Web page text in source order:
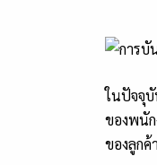
ในปัจจุ
ของพนั
ของลูกค้